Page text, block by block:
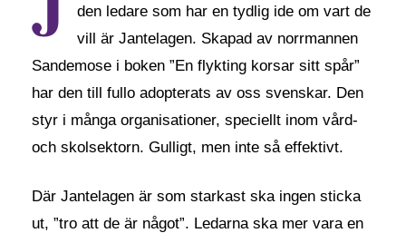
den ledare som har en tydlig ide om vart de
vill är Jantelagen. Skapad av norrmannen
Sandemose i boken ”En flykting korsar sitt spår”
har den till fullo adopterats av oss svenskar. Den
styr i många organisationer, speciellt inom vård-
och skolsektorn. Gulligt, men inte så effektivt.
Där Jantelagen är som starkast ska ingen sticka
ut, ”tro att de är något”. Ledarna ska mer vara en